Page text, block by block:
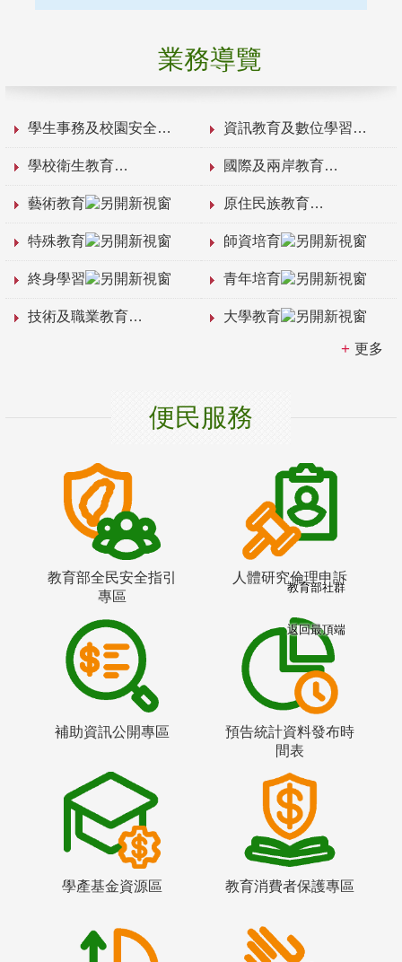
業務導覽
學生事務及校園安全 資訊教育及數位學習
學校衛生教育 國際及兩岸教育
藝術教育 原住民族教育
特殊教育 師資培育
終身學習 青年培育
技術及職業教育 大學教育
更多
便民服務
教育部全民安全指引
專區
人體研究倫理申訴
補助資訊公開專區
預告統計資料發布時
間表
學產基金資源區 教育消費者保護專區
教育部社群
返回最頂端